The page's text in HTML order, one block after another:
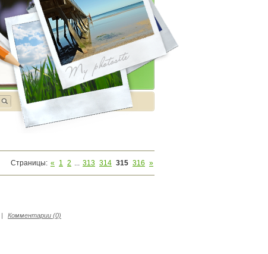
Страницы: « 1 2 ... 313 314 315 316 »
| Комментарии (0)